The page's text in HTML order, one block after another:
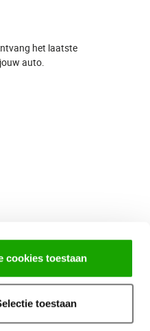
cookies toestaan
toestaan
het laatste
auto.